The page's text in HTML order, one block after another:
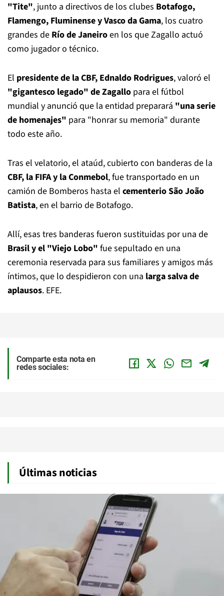
"Tite", junto a directivos de los clubes Botafogo,
Flamengo, Fluminense y Vasco da Gama, los cuatro
grandes de Río de Janeiroen los que Zagallo actuó
como jugador o técnico.
El presidente de la CBF, Ednaldo Rodrigues, valoró el
"gigantesco legado" de Zagallo para el fútbol
mundial y anunció que la entidad preparará "una serie
de homenajes" para "honrar su memoria" durante
todo este año.
Tras el velatorio, el ataúd, cubierto con banderas de la
CBF, la FIFA y la Conmebol, fue transportado en un
camión de Bomberos hasta el cementerio São João
Batista, en el barrio de Botafogo.
Allí, esas tres banderas fueron sustituidas por una de
Brasil y el "Viejo Lobo" fue sepultado en una
ceremonia reservada para sus familiares y amigos más
íntimos, que lo despidieron con una larga salva de
aplausos. EFE.
Comparte esta nota en
redes sociales:
Últimas noticias